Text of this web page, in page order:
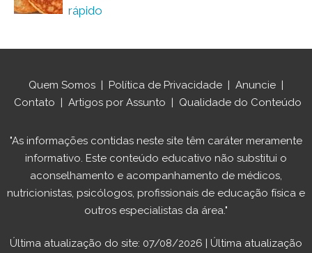
rápido
Quem Somos | Política de Privacidade | Anuncie |
Contato | Artigos por Assunto | Qualidade do Conteúdo
"As informações contidas neste site têm caráter meramente
informativo. Este conteúdo educativo não substitui o
aconselhamento e acompanhamento de médicos,
nutricionistas, psicólogos, profissionais de educação física e
outros especialistas da área."
Última atualização do site: 07/08/2026 | Última atualização